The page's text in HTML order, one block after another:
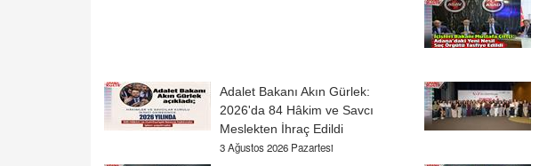
Adalet Bakanı Akın Gürlek:
2026'da 84 Hâkim ve Savcı
Meslekten İhraç Edildi
3 Ağustos 2026 Pazartesi